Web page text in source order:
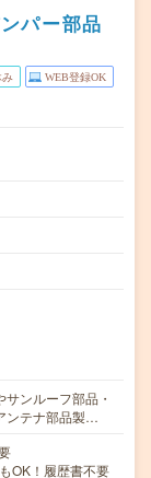
パー部品
み WEB登録OK
ンルーフ部品・
ンテナ部品製…
OK！履歴書不要